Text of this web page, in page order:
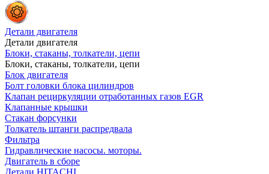
Детали двигателя
Детали двигателя
Блоки, стаканы, толкатели, цепи
Блоки, стаканы, толкатели, цепи
Блок двигателя
Болт головки блока цилиндров
Клапан рециркуляции отработанных газов EGR
Клапанные крышки
Стакан форсунки
Толкатель штанги распредвала
Фильтра
Гидравлические насосы. моторы.
Двигатель в сборе
Детали HITACHI